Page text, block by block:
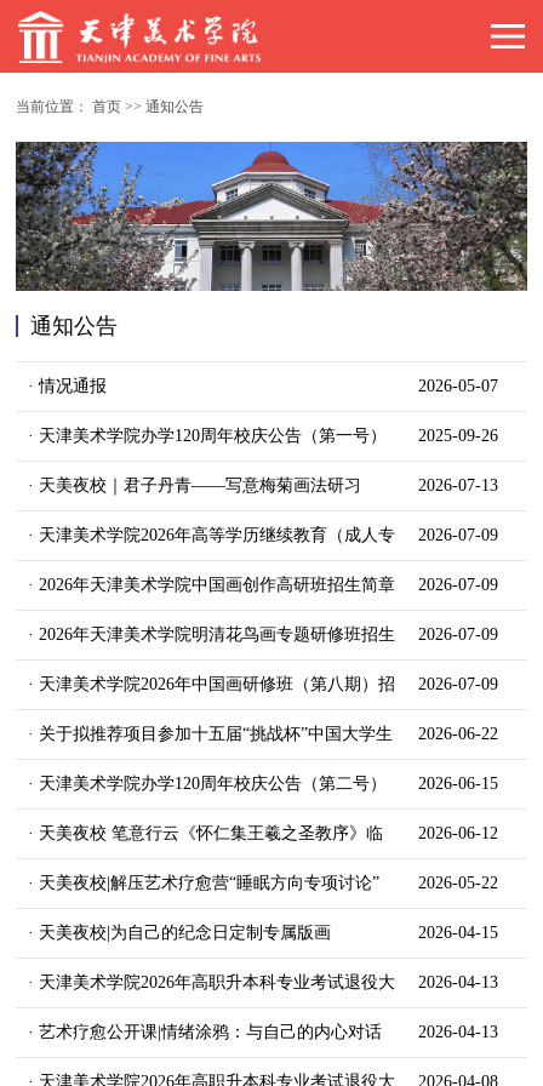
当前位置：首页 >> 通知公告
通知公告
2026-05-07
· 情况通报
2025-09-26
· 天津美术学院办学120周年校庆公告（第一号）
2026-07-13
· 天美夜校｜君子丹青——写意梅菊画法研习
2026-07-09
· 天津美术学院2026年高等学历继续教育（成人专
升本）招生简章 2026-07-09
· 2026年天津美术学院中国画创作高研班招生简章
2026-07-09
· 2026年天津美术学院明清花鸟画专题研修班招生
简章 2026-07-09
· 天津美术学院2026年中国画研修班（第八期）招
生简章 2026-06-22
· 关于拟推荐项目参加十五届“挑战杯”中国大学生
创业计划竞赛国赛的公示 2026-06-15
· 天津美术学院办学120周年校庆公告（第二号）
2026-06-12
· 天美夜校 笔意行云《怀仁集王羲之圣教序》临
摹与创作 2026-05-22
· 天美夜校|解压艺术疗愈营“睡眠方向专项讨论”
2026-04-15
· 天美夜校|为自己的纪念日定制专属版画
2026-04-13
· 天津美术学院2026年高职升本科专业考试退役大
学生士兵成绩查询公告 2026-04-13
· 艺术疗愈公开课|情绪涂鸦：与自己的内心对话
2026-04-08
· 天津美术学院2026年高职升本科专业考试退役大